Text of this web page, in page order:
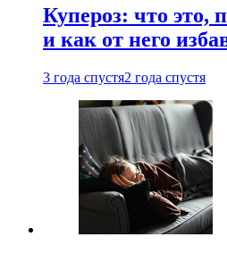
Купероз: что это,
и как от него
3 года спустя2 года спустя